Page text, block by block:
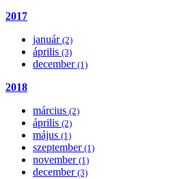
2017
január (2)
április (3)
december (1)
2018
március (2)
április (2)
május (1)
szeptember (1)
november (1)
december (3)